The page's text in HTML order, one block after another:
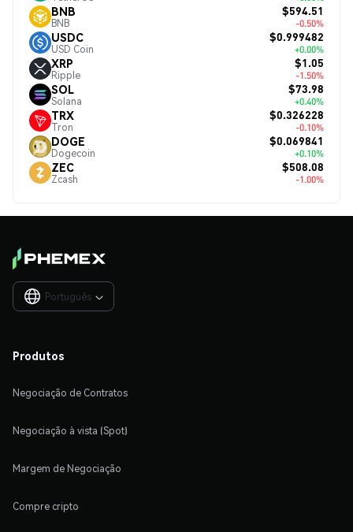
BNB
BNB
$594.51
-0.50%
USDC
USD Coin
$0.999482
+0.00%
XRP
Ripple
$1.05
-1.50%
SOL
Solana
$73.98
+0.40%
TRX
Tron
$0.326228
-0.10%
DOGE
Dogecoin
$0.069841
+0.10%
ZEC
Zcash
$508.08
-1.00%
Português 
Produtos
Negociação de Contratos
Negociação à vista (Spot)
Margem de Negociação
Compre cripto